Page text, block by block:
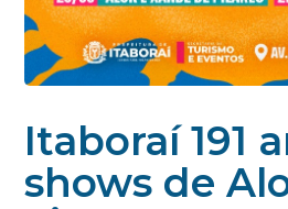
Itaboraí 191
shows de